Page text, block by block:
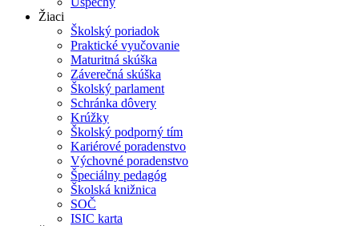
Žiaci
Školský poriadok
Praktické vyučovanie
Maturitná skúška
Záverečná skúška
Školský parlament
Schránka dôvery
Krúžky
Školský podporný tím
Kariérové poradenstvo
Výchovné poradenstvo
Špeciálny pedagóg
Školská knižnica
SOČ
ISIC karta